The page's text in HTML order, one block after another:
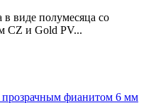
в виде полумесяца со
CZ и Gold PV...